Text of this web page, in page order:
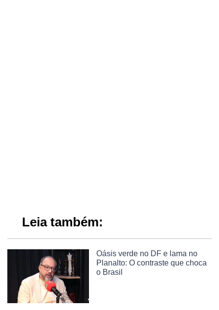
Leia também:
Oásis verde no DF e lama no
Planalto: O contraste que choca
o Brasil